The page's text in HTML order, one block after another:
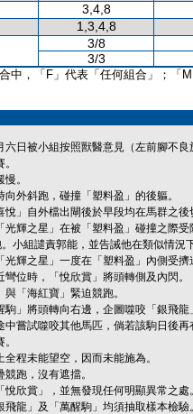
3,4,8
1,3,4,8
3/8
3/3
中，「F」代表「任何組合」；「
六日被小組按照獸醫意見（左前腳不
。
向外斜跑，碰撞「塑料盈」的後軀。
悅」自外檔出閘後於早段均在馬群之後
光輝之星」在被「塑料盈」碰撞之際
小組譴責郭能，並告誡他在類似情況
光輝之星」一度在「塑料盈」內側受
位時，「悅欣賞」將頭轉側及內閃。
「海紅寶」緊迫競跑。
駒」將頭轉向右邊，企圖噬咬「銀飛
中嘗試噬咬其他馬匹，倘若該駒日後
全程未能望空，因而未能施為。
競跑，沒有遮擋。
欣賞」，並無發現任何明顯異常之處。
飛龍」及「萬醒駒」均須抽取樣本檢驗。